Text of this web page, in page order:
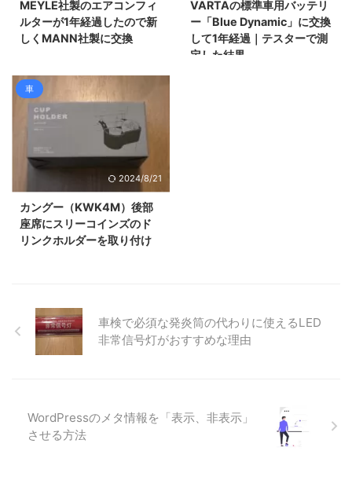
MEYLE社製のエアコンフィ
ルターが1年経過したので新
しくMANN社製に交換
VARTAの標準車用バッテリ
ー「Blue Dynamic」に交換
して1年経過｜テスターで測
定した結果
車
2024/8/21
カングー（KWK4M）後部
座席にスリーコインズのド
リンクホルダーを取り付け
車検で必須な発炎筒の代わりに使えるLED
非常信号灯がおすすめな理由
WordPressのメタ情報を「表示、非表示」
させる方法